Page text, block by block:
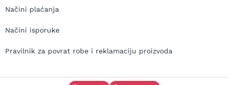
Načini plaćanja
Načini isporuke
Pravilnik za povrat robe i reklamaciju proizvoda